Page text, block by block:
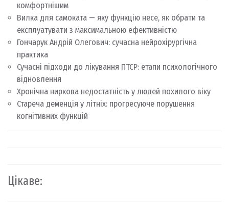
комфортнішим
Вилка для самоката — яку функцію несе, як обрати та
експлуатувати з максимальною ефективністю
Гончарук Андрій Олегович: сучасна нейрохірургічна
практика
Сучасні підходи до лікування ПТСР: етапи психологічного
відновлення
Хронічна ниркова недостатність у людей похилого віку
Стареча деменція у літніх: прогресуюче порушення
когнітивних функцій
Цікаве: